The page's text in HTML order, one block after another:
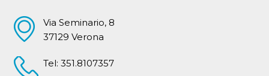
Via Seminario, 8
37129 Verona
Tel: 351.8107357